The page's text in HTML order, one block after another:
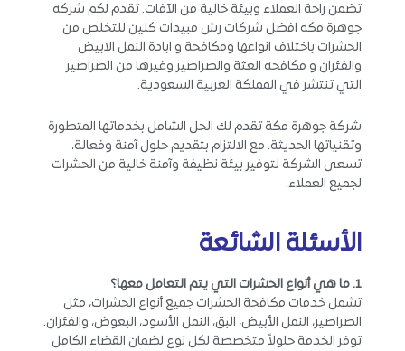
تضمن راحة العملاء وبيئة خالية من الآفات. تقدم لكم شركه
جوهرة مكه افضل شركات رش مبيدات كلين للتخلص من
الحشرات باختلاف انواعها ومكافحة و ابادة النمل الابيض
والفئران و مكافحه العثة والصراصير وغيرها من الصراصير
التي تنتشر في المملكة العربية السعودية.
شركة جوهرة مكة تقدم لك الحل الشامل بخدماتها المتطورة
وتقنياتها الحديثة. مع الالتزام بتقديم حلول آمنة وفعالة،
تسعى الشركة لتوفير بيئة نظيفة وآمنة خالية من الحشرات
لجميع العملاء.
الأسئلة الشائعة
1. ما هي أنواع الحشرات التي يتم التعامل معها؟
تشمل خدمات مكافحة الحشرات جميع أنواع الحشرات، مثل
الصراصير، النمل الأبيض، البق، النمل الأسود، البعوض، والفئران.
توفر الخدمة حلولاً متخصصة لكل نوع لضمان القضاء الكامل